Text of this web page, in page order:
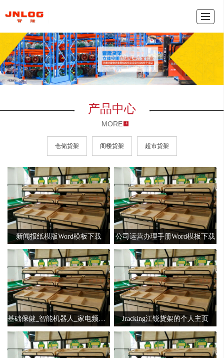
产品中心 新闻动态 公司介绍 联系我们
产品中心
MORE
仓储货架 阁楼货架 超市货架
新闻报纸模版Word模板下载 公司运营办理手册Word模板下载
Jracking江锐货架的个人主页